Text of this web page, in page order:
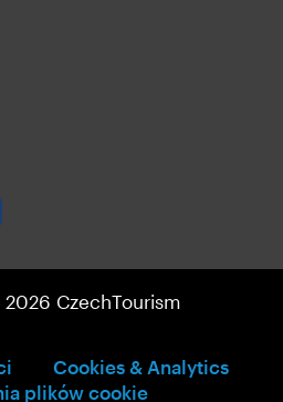
CzechTourism
Cookies & Analytics
plików cookie